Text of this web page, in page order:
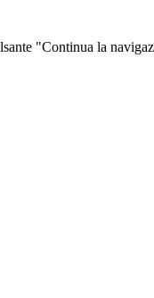
"Continua la